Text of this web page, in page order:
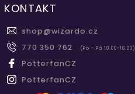
KONTAKT
shop@wizardo.cz
770 350 762
(Po - Pá 10.00-16.00)
PotterfanCZ
PotterfanCZ